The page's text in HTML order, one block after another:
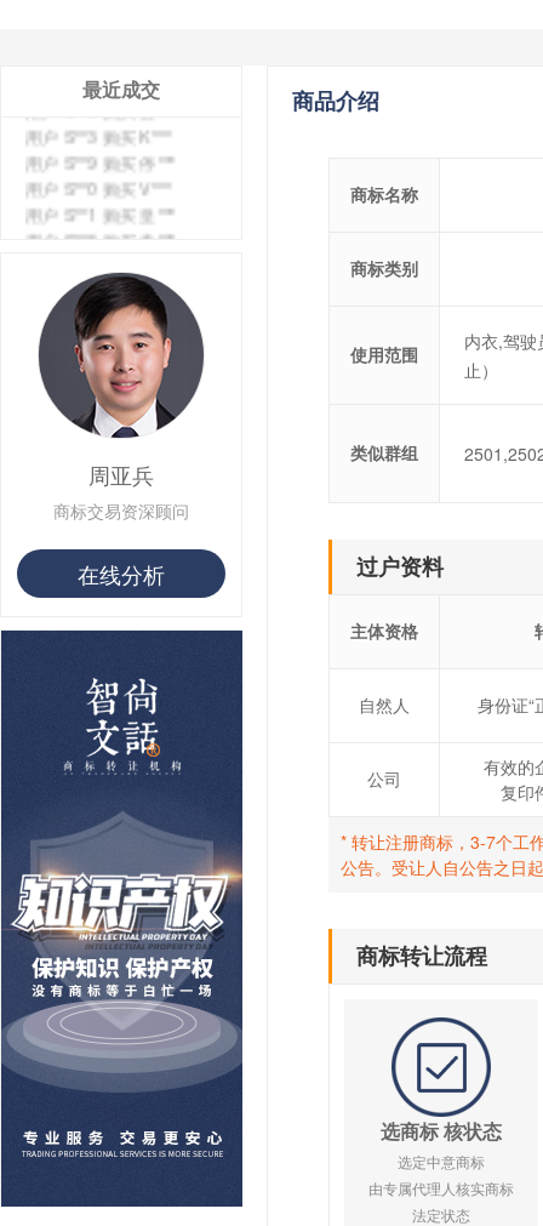
最近成交
用户 S**5 购买 云***
用户 S**3 购买 K***
用户 S**9 购买 停***
用户 S**0 购买 V***
用户 S**1 购买 皇***
用户 S**8 购买 专***
用户 S**14 购买 宅***
用户 S**26 购买 图***
用户 S**10 购买 侯***
用户 S**16 购买 火***
用户 S**25 购买 水***
用户 S**33 购买 巴***
用户 S**80 购买 王***
用户 S**19 购买 T***
用户 S**68 购买 俏***
周亚兵
商标交易资深顾问
在线分析
商品介绍
商标名称
商标类别
使用范围
内衣,驾
止）
类似群组
过户资料
主体资格
自然人 身份证“
公司
有效的
复印
* 转让注册商标，3-7个工
公告。受让人自公告之日
商标转让流程
选商标 核状态
选定中意商标
由专属代理人核实商标
法定状态